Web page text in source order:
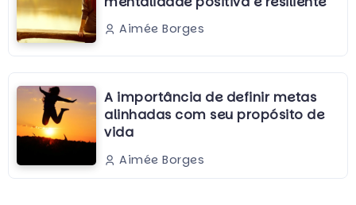
Aimée Borges
A importância de definir metas
alinhadas com seu propósito de
vida
Aimée Borges